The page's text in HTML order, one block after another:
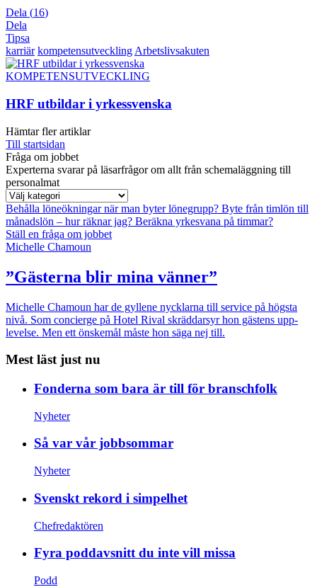
Dela (16)
Dela
Tipsa
karriär kompetensutveckling Arbetslivsakuten
KOMPETENSUTVECKLING
HRF utbildar i yrkessvenska
Hämtar fler artiklar
Till startsidan
Fråga om jobbet
Experterna svarar på läsarfrågor om allt från schemaläggning till
personalmat
Behålla löneökningar när man byter lönegrupp? Byte från timlön till
månadslön – hur räknar jag? Beräkna yrkesvana på timmar?
Ställ en fråga om jobbet
Michelle Chamoun
”Gästerna blir mina vänner”
Michelle Chamoun har de gyllene nycklarna till service på högsta
nivå. Som concierge på Hotel Rival skräddarsyr hon gästens upp­
levelse. Men ett önskemål måste hon säga nej till.
Mest läst just nu
Fonderna som bara är till för branschfolk
Nyheter
Så var vår jobbsommar
Nyheter
Svenskt rekord i simpelhet
Chefredaktören
Fyra poddavsnitt du inte vill missa
Podd